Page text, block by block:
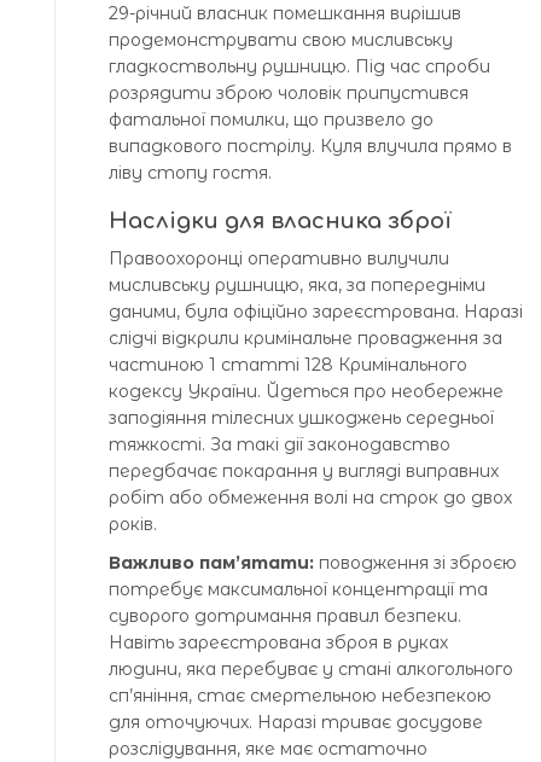
29-річний власник помешкання вирішив
продемонструвати свою мисливську
гладкоствольну рушницю. Під час спроби
розрядити зброю чоловік припустився
фатальної помилки, що призвело до
випадкового пострілу. Куля влучила прямо в
ліву стопу гостя.
Наслідки для власника зброї
Правоохоронці оперативно вилучили
мисливську рушницю, яка, за попередніми
даними, була офіційно зареєстрована. Наразі
слідчі відкрили кримінальне провадження за
частиною 1 статті 128 Кримінального
кодексу України. Йдеться про необережне
заподіяння тілесних ушкоджень середньої
тяжкості. За такі дії законодавство
передбачає покарання у вигляді виправних
робіт або обмеження волі на строк до двох
років.
Важливо пам’ятати: поводження зі зброєю
потребує максимальної концентрації та
суворого дотримання правил безпеки.
Навіть зареєстрована зброя в руках
людини, яка перебуває у стані алкогольного
сп’яніння, стає смертельною небезпекою
для оточуючих. Наразі триває досудове
розслідування, яке має остаточно